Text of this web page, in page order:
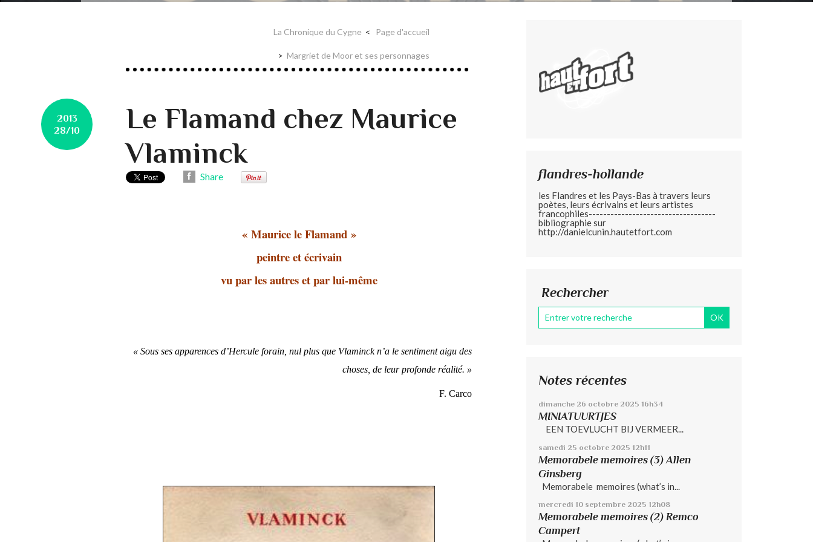
La Chronique du Cygne Page d'accueil
Margriet de Moor et ses personnages
2013
28/10
Le Flamand chez Maurice
Vlaminck
Share
« Maurice le Flamand »
peintre et écrivain
vu par les autres et par lui-même
« Sous ses apparences d’Hercule forain, nul plus que Vlaminck n’a le sentiment aigu des
choses, de leur profonde réalité. »
F. Carco
flandres-hollande
les Flandres et les Pays-Bas à travers leurs
poètes, leurs écrivains et leurs artistes
francophiles-----------------------------------
bibliographie sur
http://danielcunin.hautetfort.com
Rechercher
Notes récentes
dimanche 26 octobre 2025 16h34
MINIATUURTJES
EEN TOEVLUCHT BIJ VERMEER...
samedi 25 octobre 2025 12h11
Memorabele memoires (3) Allen
Ginsberg
Memorabele memoires (what’s in...
mercredi 10 septembre 2025 12h08
Memorabele memoires (2) Remco
Campert